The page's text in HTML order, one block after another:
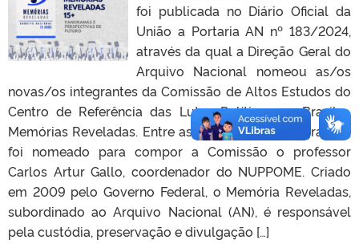
foi publicada no Diário Oficial da
União a Portaria AN nº 183/2024,
através da qual a Direção Geral do
Arquivo Nacional nomeou as/os
novas/os integrantes da Comissão de Altos Estudos do
Centro de Referência das Lutas Políticas no Brasil –
Memórias Reveladas. Entre as/os novas/os integrantes,
foi nomeado para compor a Comissão o professor
Carlos Artur Gallo, coordenador do NUPPOME. Criado
em 2009 pelo Governo Federal, o Memória Reveladas,
subordinado ao Arquivo Nacional (AN), é responsável
pela custódia, preservação e divulgação […]